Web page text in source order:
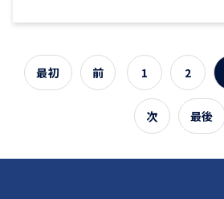
最初 前 1 2
次 最後